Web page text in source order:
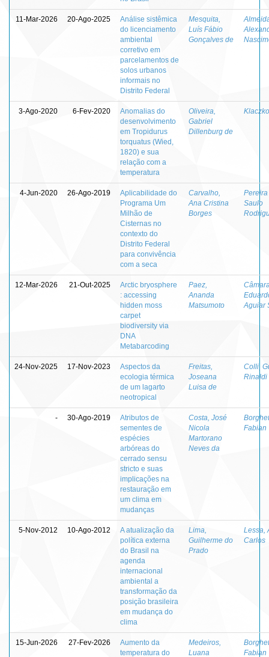
11-Mar-2026 20-Ago-2025
Análise sistêmica
do licenciamento
ambiental
corretivo em
parcelamentos de
solos urbanos
informais no
Distrito Federal
Mesquita,
Luís Fábio
Gonçalves de
3-Ago-2020 6-Fev-2020
Anomalias do
desenvolvimento
em Tropidurus
torquatus (Wied,
1820) e sua
relação com a
temperatura
Oliveira,
Gabriel
Dillenburg de
4-Jun-2020 26-Ago-2019
Aplicabilidade do
Programa Um
Milhão de
Cisternas no
contexto do
Distrito Federal
para convivência
com a seca
Carvalho,
Ana Cristina
Borges
Saulo
12-Mar-2026 21-Out-2025
Arctic bryosphere
: accessing
hidden moss
carpet
biodiversity via
DNA
Metabarcoding
Paez,
Ananda
Matsumoto
Aguiar
24-Nov-2025 17-Nov-2023
Aspectos da
ecologia térmica
de um lagarto
neotropical
Freitas,
Joseana
Luisa de
Colli,
Rinaldi
- 30-Ago-2019
Atributos de
sementes de
espécies
arbóreas do
cerrado sensu
stricto e suas
implicações na
restauração em
um clima em
mudanças
Costa, José
Nicola
Martorano
Neves da
Fabian
5-Nov-2012 10-Ago-2012
A atualização da
política externa
do Brasil na
agenda
internacional
ambiental a
transformação da
posição brasileira
em mudança do
clima
Lima,
Guilherme do
Prado
Lessa,
Carlos
15-Jun-2026 27-Fev-2026
Aumento da
temperatura do
Medeiros,
Luana
Fabian